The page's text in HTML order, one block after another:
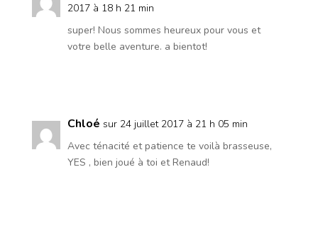
2017 à 18 h 21 min
super! Nous sommes heureux pour vous et
votre belle aventure. a bientot!
Chloé sur 24 juillet 2017 à 21 h 05 min
Avec ténacité et patience te voilà brasseuse,
YES , bien joué à toi et Renaud!